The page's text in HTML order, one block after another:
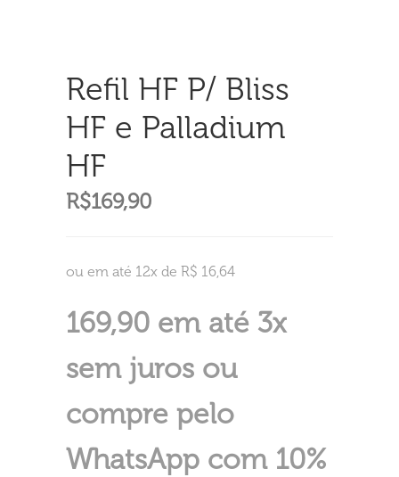
Refil HF P/ Bliss
HF e Palladium
HF
R$169,90
ou em até 12x de R$ 16,64
169,90 em até 3x
sem juros ou
compre pelo
WhatsApp com 10%